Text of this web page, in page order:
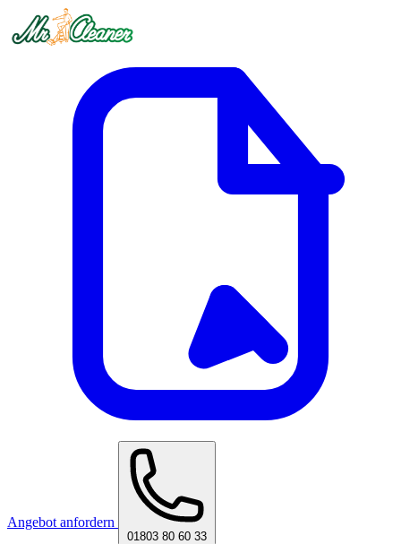
Angebot anfordern
01803 80 60 33